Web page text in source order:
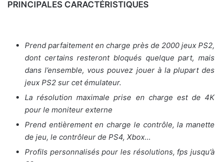
PRINCIPALES CARACTÉRISTIQUES
Prend parfaitement en charge près de 2000 jeux PS2,
dont certains resteront bloqués quelque part, mais
dans l’ensemble, vous pouvez jouer à la plupart des
jeux PS2 sur cet émulateur.
La résolution maximale prise en charge est de 4K
pour le moniteur externe
Prend entièrement en charge le contrôle, la manette
de jeu, le contrôleur de PS4, Xbox…
Profils personnalisés pour les résolutions, fps jusqu’à